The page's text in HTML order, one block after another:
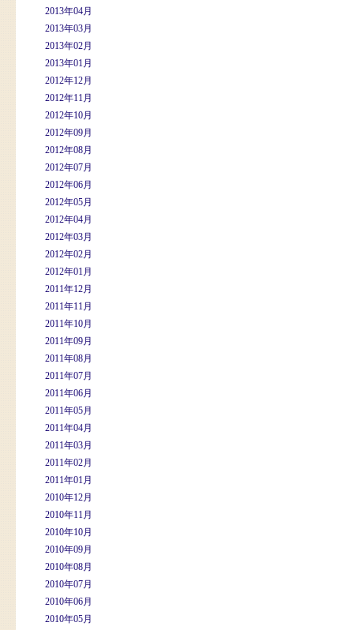
2013年04月
2013年03月
2013年02月
2013年01月
2012年12月
2012年11月
2012年10月
2012年09月
2012年08月
2012年07月
2012年06月
2012年05月
2012年04月
2012年03月
2012年02月
2012年01月
2011年12月
2011年11月
2011年10月
2011年09月
2011年08月
2011年07月
2011年06月
2011年05月
2011年04月
2011年03月
2011年02月
2011年01月
2010年12月
2010年11月
2010年10月
2010年09月
2010年08月
2010年07月
2010年06月
2010年05月